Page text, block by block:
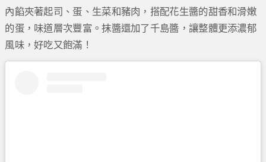
內餡夾著起司、蛋、生菜和豬肉，搭配花生醬的甜香和滑嫩
的蛋，味道層次豐富。抹醬還加了千島醬，讓整體更添濃郁
風味，好吃又飽滿！